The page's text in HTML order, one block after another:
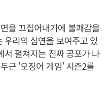
을 끄집어내기에 불쾌감을
우리의 심연을 보여주고 있
서 펼쳐지는 진짜 공포가 나
근 '오징어 게임' 시즌2를